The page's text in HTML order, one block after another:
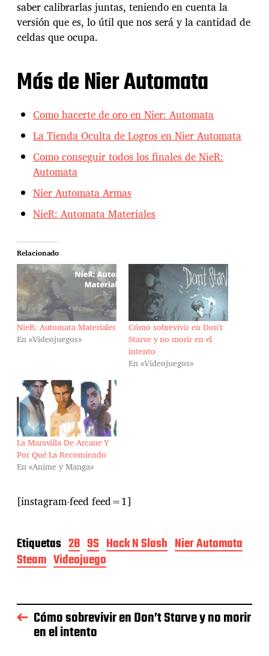
saber calibrarlas juntas, teniendo en cuenta la
versión que es, lo útil que nos será y la cantidad de
celdas que ocupa.
Más de Nier Automata
Como hacerte de oro en Nier: Automata
La Tienda Oculta de Logros en Nier Automata
Como conseguir todos los finales de NieR:
Automata
Nier Automata Armas
NieR: Automata Materiales
Relacionado
NieR: Automata Materiales
En «Videojuegos»
Cómo sobrevivir en Don’t
Starve y no morir en el
intento
En «Videojuegos»
La Maravilla De Arcane Y
Por Qué La Recomiendo
En «Anime y Manga»
[instagram-feed feed=1]
Etiquetas 2B 9S Hack N Slash Nier Automata
Steam Videojuego
Cómo sobrevivir en Don’t Starve y no morir
en el intento